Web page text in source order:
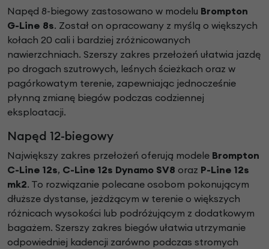
Napęd 8-biegowy zastosowano w modelu Brompton
G-Line 8s. Został on opracowany z myślą o większych
kołach 20 cali i bardziej zróżnicowanych
nawierzchniach. Szerszy zakres przełożeń ułatwia jazdę
po drogach szutrowych, leśnych ścieżkach oraz w
pagórkowatym terenie, zapewniając jednocześnie
płynną zmianę biegów podczas codziennej
eksploatacji.
Napęd 12-biegowy
Największy zakres przełożeń oferują modele Brompton
C-Line 12s, C-Line 12s Dynamo SV8 oraz P-Line 12s
mk2. To rozwiązanie polecane osobom pokonującym
dłuższe dystanse, jeżdżącym w terenie o większych
różnicach wysokości lub podróżującym z dodatkowym
bagażem. Szerszy zakres biegów ułatwia utrzymanie
odpowiedniej kadencji zarówno podczas stromych